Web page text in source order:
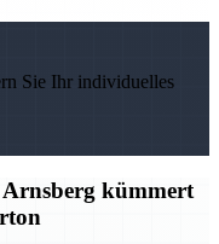
Sie Ihr individuelles
kümmert